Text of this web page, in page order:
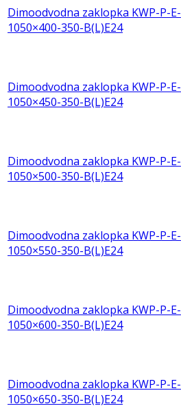
Dimoodvodna zaklopka KWP-P-E-
1050×400-350-B(L)E24
Dimoodvodna zaklopka KWP-P-E-
1050×450-350-B(L)E24
Dimoodvodna zaklopka KWP-P-E-
1050×500-350-B(L)E24
Dimoodvodna zaklopka KWP-P-E-
1050×550-350-B(L)E24
Dimoodvodna zaklopka KWP-P-E-
1050×600-350-B(L)E24
Dimoodvodna zaklopka KWP-P-E-
1050×650-350-B(L)E24